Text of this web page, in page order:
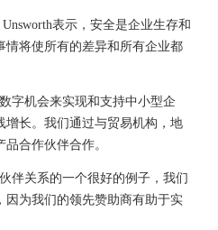
表示，安全是企业生存和
情将使所有的差异和所有企业都
字机会来实现和支持中小型企
增长。我们通过与贸易机构，地
合作伙伴合作。
伴关系的一个很好的例子，我们
因为我们的领先赞助商有助于实